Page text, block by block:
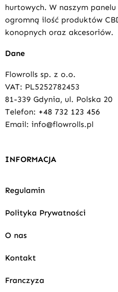
hurtowych. W naszym
ogromną ilość produktów
konopnych oraz akcesoriów.
Dane
Flowrolls sp. z o.o.
VAT: PL5252782453
81-339 Gdynia, ul. Polska 20
Telefon: +48 732 123 456
Email: info@flowrolls.pl
INFORMACJA
Regulamin
Polityka Prywatności
O nas
Kontakt
Franczyza